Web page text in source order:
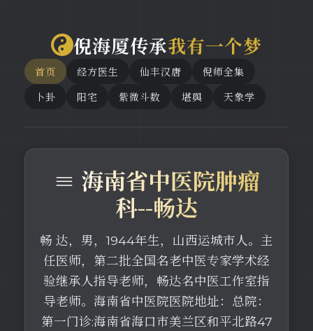
倪海厦传承我有一个梦
首页 经方医生 仙丰汉唐
倪师全集
卜卦
阳宅 紫微斗数 堪舆 天象学
≡ 海南省中医院肿瘤
科--畅达
畅 达，男，1944年生，山西运城市人。主
任医师，第二批全国名老中医专家学术经
验继承人指导老师，畅达名中医工作室指
导老师。海南省中医院医院地址：总院：
第一门诊:海南省海口市美兰区和平北路47